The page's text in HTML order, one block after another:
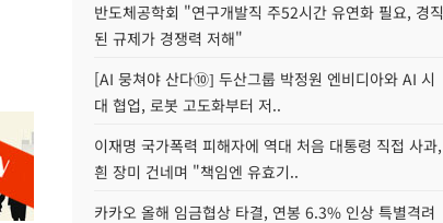
반도체공학회 "연구개발직 주52시간 유연화 필요, 경직
된 규제가 경쟁력 저해"
[AI 뭉쳐야 산다⑩] 두산그룹 박정원 엔비디아와 AI 시
대 협업, 로봇 고도화부터 저..
이재명 국가폭력 피해자에 역대 처음 대통령 직접 사과,
흰 장미 건네며 "책임엔 유효기..
카카오 올해 임금협상 타결, 연봉 6.3% 인상 특별격려